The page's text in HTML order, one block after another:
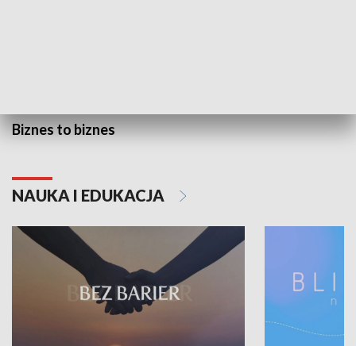
Biznes to biznes
NAUKA I EDUKACJA